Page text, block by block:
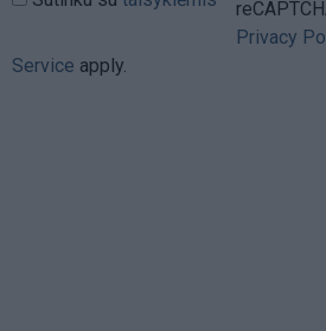
Privacy
Service apply.